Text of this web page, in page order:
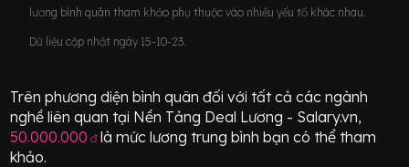
lương bình quân tham khảo phụ thuộc vào nhiều yếu tố khác nhau.
Dữ liệu cập nhật ngày 15-10-23.
Trên phương diện bình quân đối với tất cả các ngành
nghề liên quan tại Nền Tảng Deal Lương - Salary.vn,
50.000.000 đlà mức lương trung bình bạn có thể tham
khảo.